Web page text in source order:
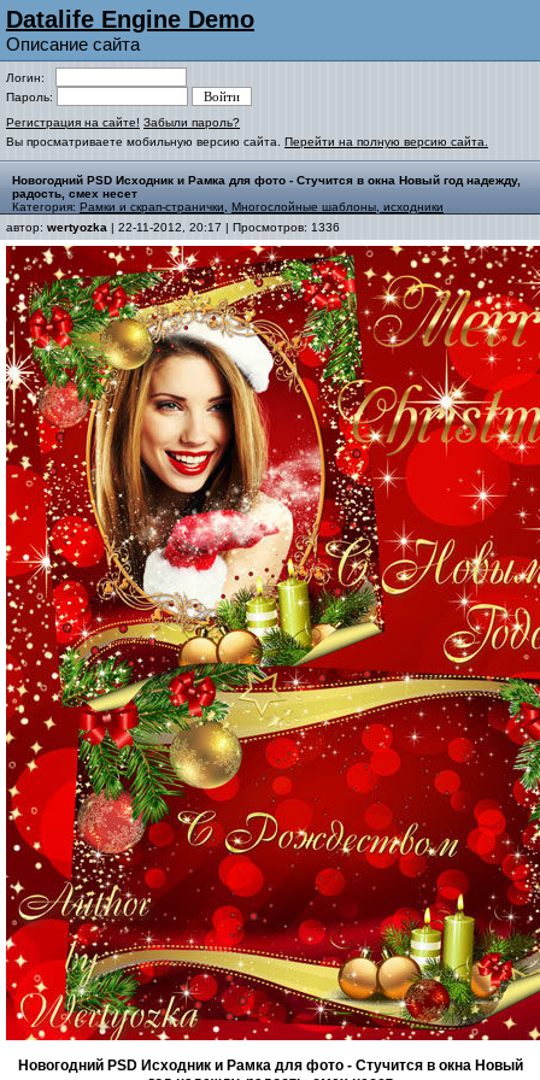
Datalife Engine Demo
Описание сайта
Логин:
Пароль:
Регистрация на сайте! Забыли пароль?
Вы просматриваете мобильную версию сайта. Перейти на полную версию сайта.
Новогодний PSD Исходник и Рамка для фото - Стучится в окна Новый год надежду,
радость, смех несет
Категория: Рамки и скрап-странички
Многослойные шаблоны, исходники
автор: wertyozka | 22-11-2012, 20:17 | Просмотров: 1336
Новогодний PSD Исходник и Рамка для фото - Стучится в окна Новый